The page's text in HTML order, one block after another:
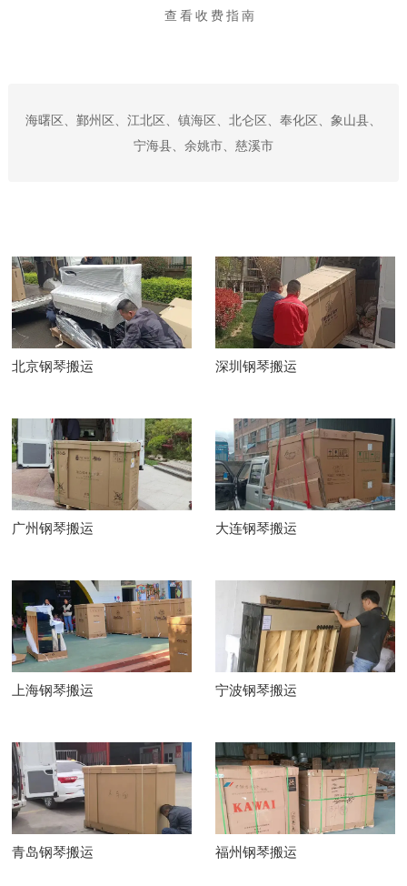
查看收费指南
海曙区、鄞州区、江北区、镇海区、北仑区、奉化区、象山县、
宁海县、余姚市、慈溪市
北京钢琴搬运 深圳钢琴搬运
广州钢琴搬运 大连钢琴搬运
上海钢琴搬运 宁波钢琴搬运
青岛钢琴搬运 福州钢琴搬运